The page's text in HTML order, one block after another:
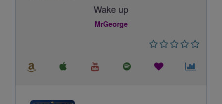
Wake up
MrGeorge